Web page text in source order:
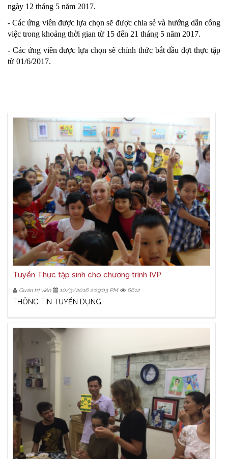
ngày 12 tháng 5 năm 2017.
- Các ứng viên được lựa chọn sẽ được chia sẻ và hướng dẫn công
việc trong khoảng thời gian từ 15 đến 21 tháng 5 năm 2017.
- Các ứng viên được lựa chọn sẽ chính thức bắt đầu đợt thực tập
từ 01/6/2017.
Tuyển Thực tập sinh cho chương trình IVP
Quản trị viên 10/3/2016 2:29:03 PM 6612
THÔNG TIN TUYỂN DỤNG